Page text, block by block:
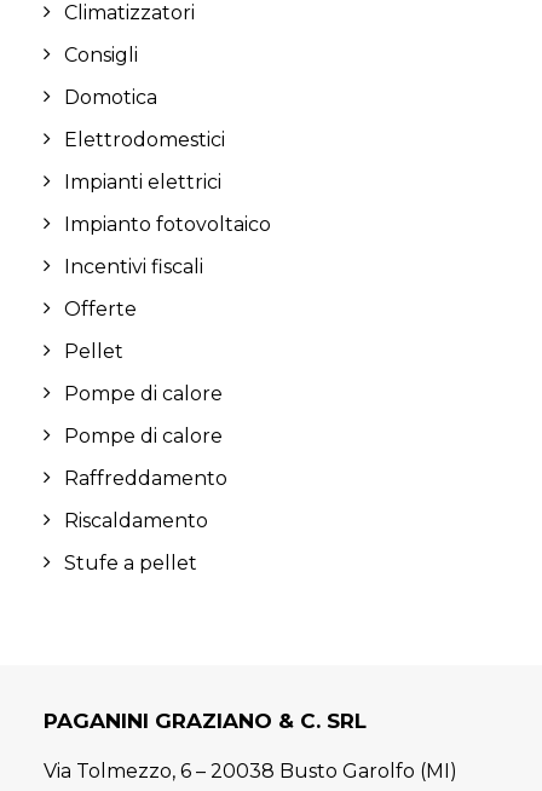
Climatizzatori
Consigli
Domotica
Elettrodomestici
Impianti elettrici
Impianto fotovoltaico
Incentivi fiscali
Offerte
Pellet
Pompe di calore
Pompe di calore
Raffreddamento
Riscaldamento
Stufe a pellet
PAGANINI GRAZIANO & C. SRL
Via Tolmezzo, 6 – 20038 Busto Garolfo (MI)